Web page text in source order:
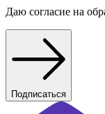
Даю согласие на
Подписаться